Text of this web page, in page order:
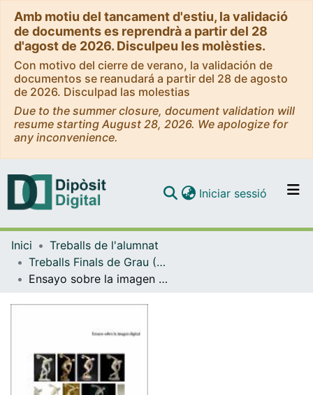
Amb motiu del tancament d'estiu, la validació
de documents es reprendrà a partir del 28
d'agost de 2026. Disculpeu les molèsties.
Con motivo del cierre de verano, la validación de
documentos se reanudará a partir del 28 de agosto
de 2026. Disculpad las molestias
Due to the summer closure, document validation will
resume starting August 28, 2026. We apologize for
any inconvenience.
Navega per tot el DD
Contacte
Iniciar sessió (current)
Inici
Treballs de l'alumnat
Treballs Finals de Grau (TFG) - Belles Arts
Ensayo sobre la imagen digital